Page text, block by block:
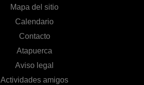
Mapa del sitio
Calendario
Contacto
Atapuerca
Aviso legal
Actividades amigos